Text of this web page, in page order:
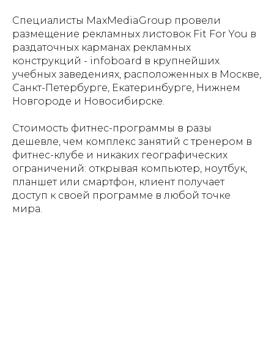
Специалисты MaxMediaGroup провели
размещение рекламных листовок Fit For You в
раздаточных карманах рекламных
конструкций - infoboard в крупнейших
учебных заведениях, расположенных в Москве,
Санкт-Петербурге, Екатеринбурге, Нижнем
Новгороде и Новосибирске.
Стоимость фитнес-программы в разы
дешевле, чем комплекс занятий с тренером в
фитнес-клубе и никаких географических
ограничений: открывая компьютер, ноутбук,
планшет или смартфон, клиент получает
доступ к своей программе в любой точке
мира.